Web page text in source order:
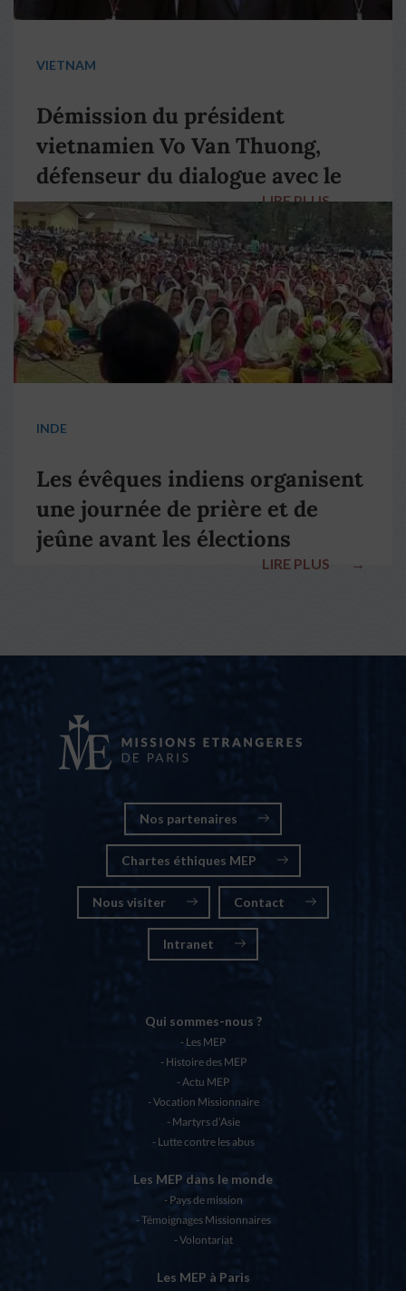
VIETNAM
Démission du président
vietnamien Vo Van Thuong,
défenseur du dialogue avec le
pape François
LIRE PLUS →
INDE
Les évêques indiens organisent
une journée de prière et de
jeûne avant les élections
LIRE PLUS →
Nos partenaires
Chartes éthiques MEP
Nous visiter Contact
Intranet
Qui sommes-nous ?
Les MEP
Histoire des MEP
Actu MEP
Vocation Missionnaire
Martyrs d’Asie
Lutte contre les abus
Les MEP dans le monde
Pays de mission
Témoignages Missionnaires
Volontariat
Les MEP à Paris